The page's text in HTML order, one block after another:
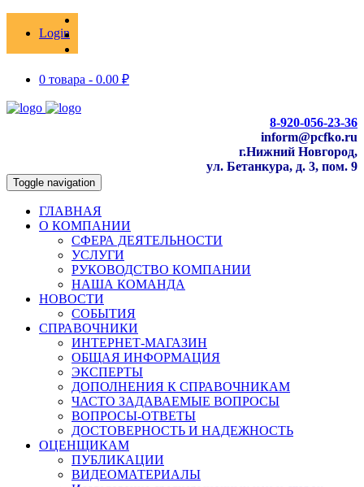
Login
0 товара - 0.00 ₽
8-920-056-23-36
inform@pcfko.ru
г.Нижний Новгород,
ул. Бетанкура, д. 3, пом. 9
Toggle navigation
ГЛАВНАЯ
О КОМПАНИИ
СФЕРА ДЕЯТЕЛЬНОСТИ
УСЛУГИ
РУКОВОДСТВО КОМПАНИИ
НАША КОМАНДА
НОВОСТИ
СОБЫТИЯ
СПРАВОЧНИКИ
ИНТЕРНЕТ-МАГАЗИН
ОБЩАЯ ИНФОРМАЦИЯ
ЭКСПЕРТЫ
ДОПОЛНЕНИЯ К СПРАВОЧНИКАМ
ЧАСТО ЗАДАВАЕМЫЕ ВОПРОСЫ
ВОПРОСЫ-ОТВЕТЫ
ДОСТОВЕРНОСТЬ И НАДЕЖНОСТЬ
ОЦЕНЩИКАМ
ПУБЛИКАЦИИ
ВИДЕОМАТЕРИАЛЫ